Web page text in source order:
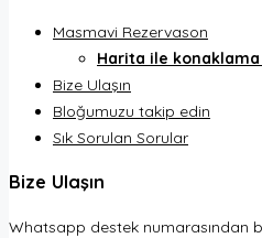
Masmavi Rezervason
Harita ile
Bize Ulaşın
Bloğumuzu takip edin
Sık Sorulan Sorular
Bize Ulaşın
Whatsapp destek numarasından